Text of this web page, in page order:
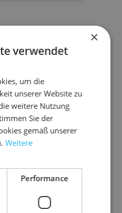
für unzählige
beim Versand und
×
verwendet
um die
unserer Website zu
weitere Nutzung
Sie der
gemäß unserer
Weitere
Performance